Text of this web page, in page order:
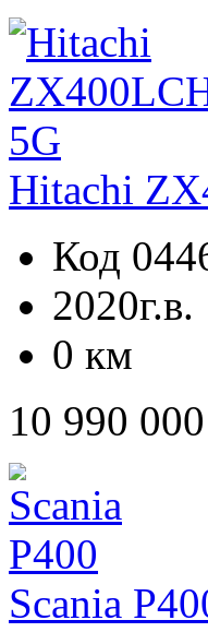
Hitachi
Код
2020г.в.
0 км
10 990
Scania